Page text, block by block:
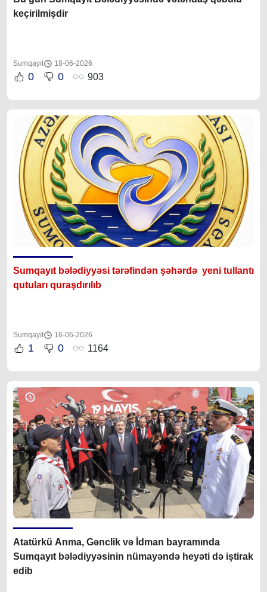
keçirilmişdir
Sumqayıt 18-06-2026
0 0 903
Sumqayıt bələdiyyəsi tərəfindən şəhərdə yeni tullantı
qutuları quraşdırılıb
Sumqayıt 16-06-2026
1 0 1164
Atatürkü Anma, Gənclik və İdman bayramında
Sumqayıt bələdiyyəsinin nümayəndə heyəti də iştirak
edib